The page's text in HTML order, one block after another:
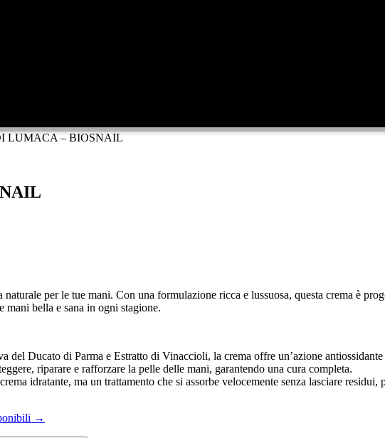
LUMACA – BIOSNAIL
per le tue mani. Con una formulazione ricca e lussuosa, questa crema è
mani bella e sana in ogni stagione.
del Ducato di Parma e Estratto di Vinaccioli, la crema offre un’azione antiossidante
riparare e rafforzare la pelle delle mani, garantendo una cura completa.
idratante, ma un trattamento che si assorbe velocemente senza lasciare residui,
→